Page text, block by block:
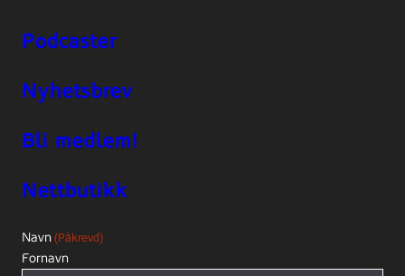
Podcaster
Nyhetsbrev
Bli medlem!
Nettbutikk
Navn (Påkrevd)
Fornavn